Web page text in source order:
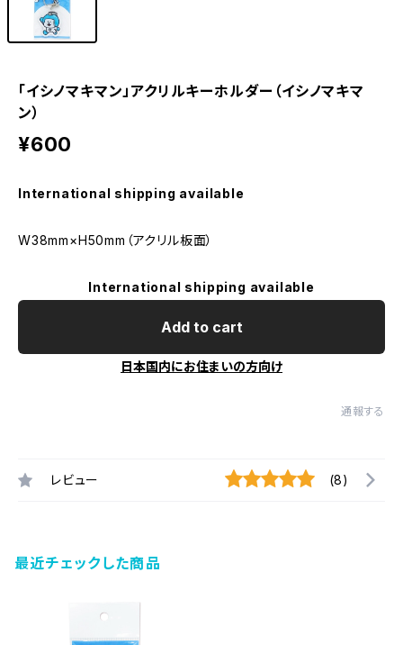
「イシノマキマン」アクリルキーホルダー（イシノマキマ
ン）
¥600
International shipping available
W38mm×H50mm（アクリル板面）
International shipping available
Add to cart
日本国内にお住まいの方向け
通報する
レビュー (8)
最近チェックした商品